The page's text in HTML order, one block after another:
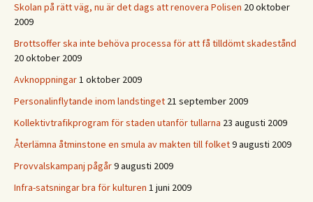
Skolan på rätt väg, nu är det dags att renovera Polisen 20 oktober
2009
Brottsoffer ska inte behöva processa för att få tilldömt skadestånd
20 oktober 2009
Avknoppningar1 oktober 2009
Personalinflytande inom landstinget 21 september 2009
Kollektivtrafikprogram för staden utanför tullarna 23 augusti 2009
Återlämna åtminstone en smula av makten till folket9 augusti 2009
Provvalskampanj pågår9 augusti 2009
Infra-satsningar bra för kulturen 1 juni 2009